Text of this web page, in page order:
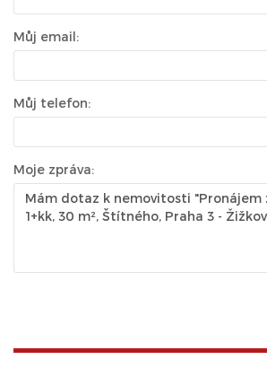
Můj email:
Můj telefon:
Moje zpráva: